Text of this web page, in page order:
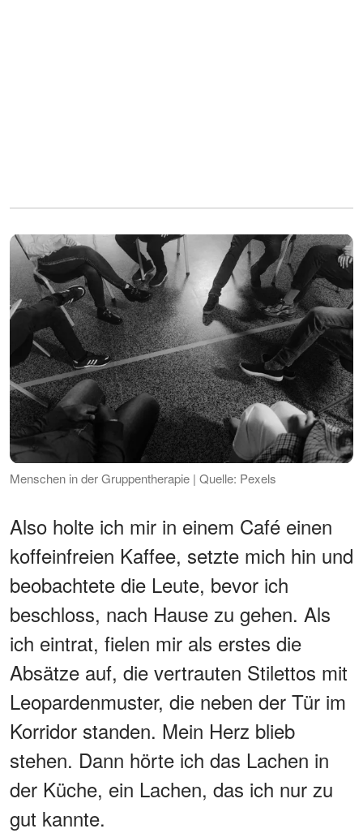
Menschen in der Gruppentherapie | Quelle: Pexels
Also holte ich mir in einem Café einen
koffeinfreien Kaffee, setzte mich hin und
beobachtete die Leute, bevor ich
beschloss, nach Hause zu gehen. Als
ich eintrat, fielen mir als erstes die
Absätze auf, die vertrauten Stilettos mit
Leopardenmuster, die neben der Tür im
Korridor standen. Mein Herz blieb
stehen. Dann hörte ich das Lachen in
der Küche, ein Lachen, das ich nur zu
gut kannte.